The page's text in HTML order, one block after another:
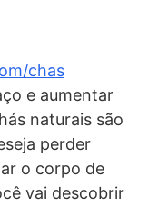
chas
e aumentar
naturais são
perder
o corpo de
vai descobrir